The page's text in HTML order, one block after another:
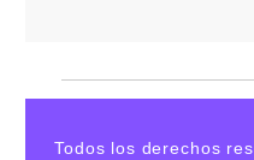
Todos los derechos